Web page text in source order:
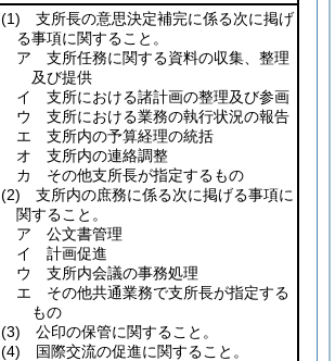
(1) 支所長の意思決定補完に係る次に掲げ
る事項に関すること。
ア 支所任務に関する資料の収集、整理
及び提供
イ 支所における諸計画の整理及び参画
ウ 支所における業務の執行状況の報告
エ 支所内の予算経理の統括
オ 支所内の連絡調整
カ その他支所長が指定するもの
(2) 支所内の庶務に係る次に掲げる事項に
関すること。
ア 公文書管理
イ 計画促進
ウ 支所内会議の事務処理
エ その他共通業務で支所長が指定する
もの
(3) 公印の保管に関すること。
(4) 国際交流の促進に関すること。